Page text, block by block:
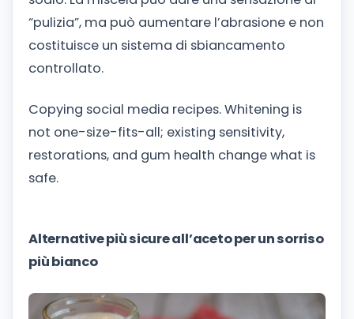
“pulizia”, ma può aumentare l’abrasione e non
costituisce un sistema di sbiancamento
controllato.
Copying social media recipes. Whitening is
not one-size-fits-all; existing sensitivity,
restorations, and gum health change what is
safe.
Alternative più sicure all’aceto per un sorriso
più bianco